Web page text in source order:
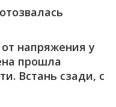
напряжения у
прошла
Встань сзади, с